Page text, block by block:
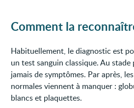
Comment la
Habituellement, le diagnostic est
un test sanguin classique. Au stade
jamais de symptômes. Par après,
normales viennent à manquer :
blancs et plaquettes.